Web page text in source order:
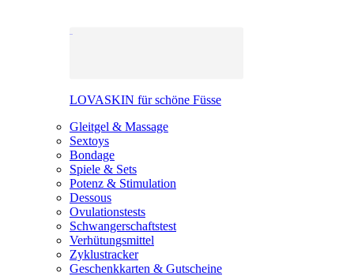
LOVASKIN für schöne Füsse
Gleitgel & Massage
Sextoys
Bondage
Spiele & Sets
Potenz & Stimulation
Dessous
Ovulationstests
Schwangerschaftstest
Verhütungsmittel
Zyklustracker
Geschenkkarten & Gutscheine